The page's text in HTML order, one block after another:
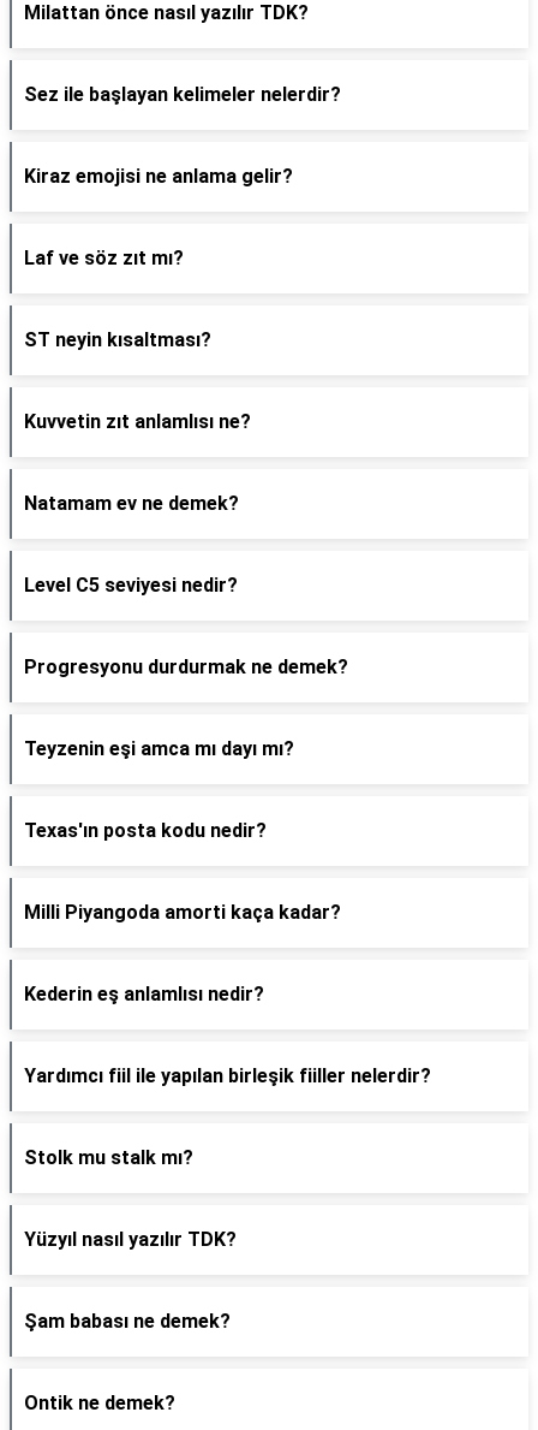
Milattan önce nasıl yazılır TDK?
Sez ile başlayan kelimeler nelerdir?
Kiraz emojisi ne anlama gelir?
Laf ve söz zıt mı?
ST neyin kısaltması?
Kuvvetin zıt anlamlısı ne?
Natamam ev ne demek?
Level C5 seviyesi nedir?
Progresyonu durdurmak ne demek?
Teyzenin eşi amca mı dayı mı?
Texas'ın posta kodu nedir?
Milli Piyangoda amorti kaça kadar?
Kederin eş anlamlısı nedir?
Yardımcı fiil ile yapılan birleşik fiiller nelerdir?
Stolk mu stalk mı?
Yüzyıl nasıl yazılır TDK?
Şam babası ne demek?
Ontik ne demek?